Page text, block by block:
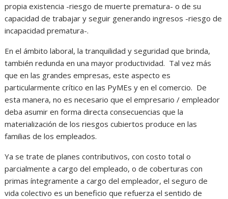
propia existencia -riesgo de muerte prematura- o de su
capacidad de trabajar y seguir generando ingresos -riesgo de
incapacidad prematura-.
En el ámbito laboral, la tranquilidad y seguridad que brinda,
también redunda en una mayor productividad. Tal vez más
que en las grandes empresas, este aspecto es
particularmente crítico en las PyMEs y en el comercio. De
esta manera, no es necesario que el empresario / empleador
deba asumir en forma directa consecuencias que la
materialización de los riesgos cubiertos produce en las
familias de los empleados.
Ya se trate de planes contributivos, con costo total o
parcialmente a cargo del empleado, o de coberturas con
primas íntegramente a cargo del empleador, el seguro de
vida colectivo es un beneficio que refuerza el sentido de